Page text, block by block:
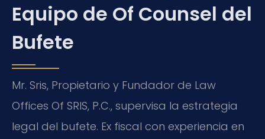
Equipo de Of Counsel del
Bufete
Mr. Sris, Propietario y Fundador de Law
Offices Of SRIS, P.C., supervisa la estrategia
legal del bufete. Ex fiscal con experiencia en